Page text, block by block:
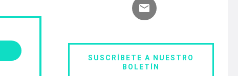
SUSCRÍBETE A NUESTRO
BOLETÍN